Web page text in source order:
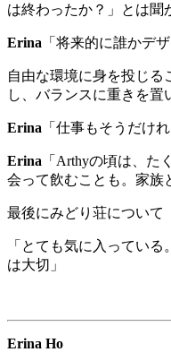
は終わったか？」とは聞
Erina 「将来的に誰かデ
自由な環境に身を投じ
し、バランスに重きを置
Erina 「仕事もそうだけ
Erina 「 Arthyの頃は、た
会って飲むことも。家族
最後にみどり荘について
「とても気に入ってい
は大切」
Erina Ho